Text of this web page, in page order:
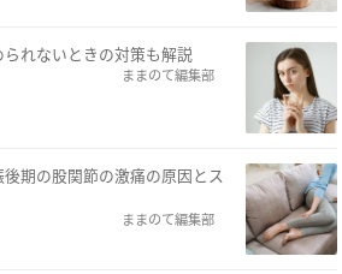
れないときの対策も解説
ままのて編集部
期の股関節の激痛の原因とス
ままのて編集部